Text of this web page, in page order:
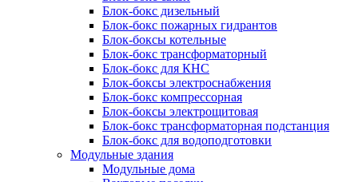
Блок-бокс дизельный
Блок-бокс пожарных гидрантов
Блок-боксы котельные
Блок-бокс трансформаторный
Блок-бокс для КНС
Блок-боксы электроснабжения
Блок-бокс компрессорная
Блок-боксы электрощитовая
Блок-бокс трансформаторная подстанция
Блок-бокс для водоподготовки
Модульные здания
Модульные дома